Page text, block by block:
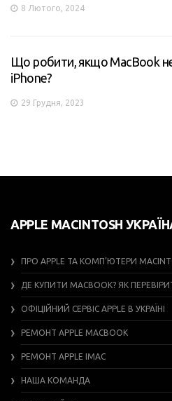
8 Лютого, 2024
Що робити, якщо MacBook
iPhone?
29 Грудня, 2023
APPLE MACINTOSH
ПРО APPLE ТА КОМП’ЮТЕРИ
ДЕ КУПИТИ MACBOOK? ЯК
ОФІЦІЙНИЙ СЕРВІС APPLE В УКРАЇНІ
РЕМОНТ APPLE MACBOOK
РЕМОНТ APPLE IMAC
НАША КОМАНДА